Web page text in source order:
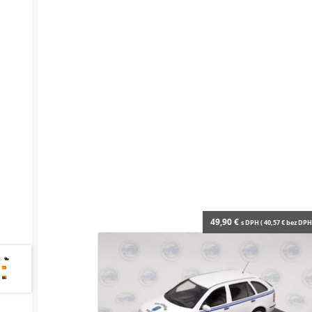
49,90€ s DPH (40,57€bez